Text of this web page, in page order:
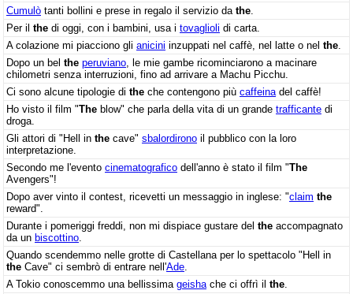
Cumulò tanti bollini e prese in regalo il servizio da the
Per il the di oggi, con i bambini, usa i tovaglioli di carta.
A colazione mi piacciono gli anicini inzuppati nel caffè, nel latte o nel the
Dopo un bel the peruviano , le mie gambe ricominciarono a macinare
chilometri senza interruzioni, fino ad arrivare a Machu Picchu.
Ci sono alcune tipologie di the che contengono più caffeina del caffè!
Ho visto il film "The blow" che parla della vita di un grande trafficante di
droga.
Gli attori di "Hell in the cave" sbalordirono il pubblico con la loro
interpretazione.
Secondo me l'evento cinematografico dell'anno è stato il film "The
Avengers"!
Dopo aver vinto il contest, ricevetti un messaggio in inglese: "claim the
reward".
Durante i pomeriggi freddi, non mi dispiace gustare del the accompagnato
da un biscottino
Quando scendemmo nelle grotte di Castellana per lo spettacolo "Hell in
the Cave" ci sembrò di entrare nell'Ade
A Tokio conoscemmo una bellissima geisha che ci offrì il the